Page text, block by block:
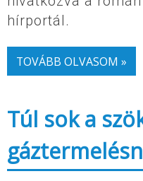
hírportál.
TOVÁBB OLVASOM »
Túl sok a